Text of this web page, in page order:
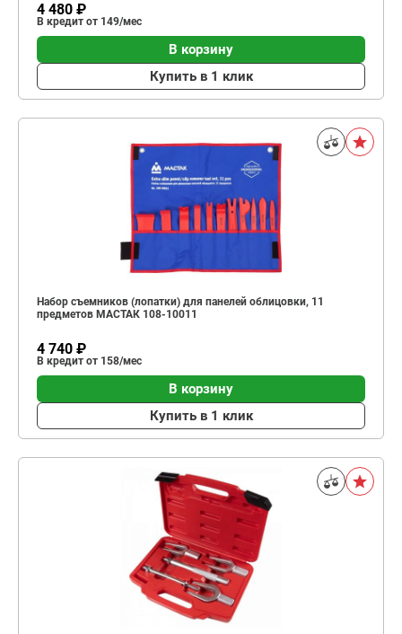
4 480 ₽
В кредит от 149/мес
В корзину
Купить в 1 клик
Набор съемников (лопатки) для панелей облицовки, 11
предметов МАСТАК 108-10011
4 740 ₽
В кредит от 158/мес
В корзину
Купить в 1 клик